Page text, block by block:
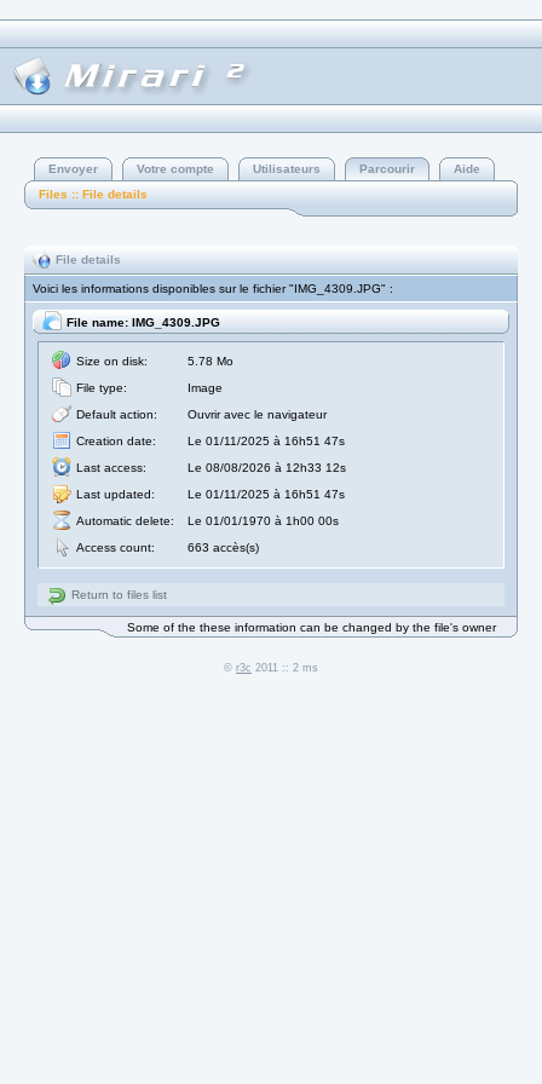
Envoyer Votre compte Utilisateurs Parcourir
Aide
Files :: File details
File details
Voici les informations disponibles sur le fichier "IMG_4309.JPG" :
File name: IMG_4309.JPG
Size on disk:
5.78 Mo
File type:
Image
Default action:
Ouvrir avec le navigateur
Creation date:
Le 01/11/2025 à 16h51 47s
Last access:
Le 08/08/2026 à 12h33 12s
Last updated:
Le 01/11/2025 à 16h51 47s
Automatic delete:
Le 01/01/1970 à 1h00 00s
Access count:
663 accès(s)
Return to files list
Some of the these information can be changed by the file's owner
© r3c 2011 :: 2 ms